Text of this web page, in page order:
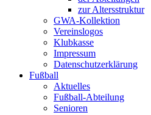
zur Altersstruktur
GWA-Kollektion
Vereinslogos
Klubkasse
Impressum
Datenschutzerklärung
Fußball
Aktuelles
Fußball-Abteilung
Senioren